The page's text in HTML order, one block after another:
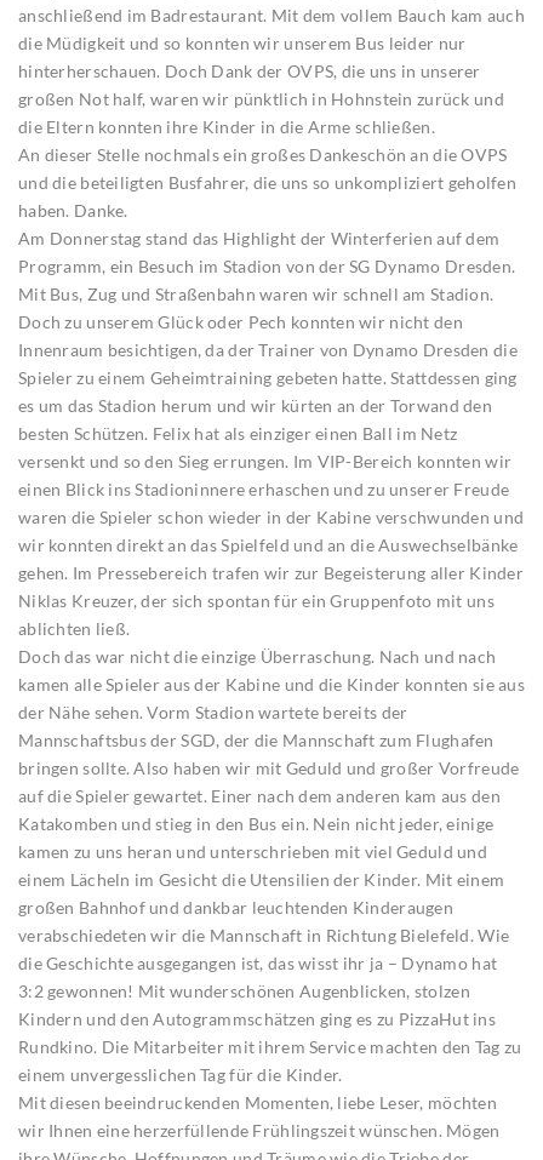
anschließend im Badrestaurant. Mit dem vollem Bauch kam auch
die Müdigkeit und so konnten wir unserem Bus leider nur
hinterherschauen. Doch Dank der OVPS, die uns in unserer
großen Not half, waren wir pünktlich in Hohnstein zurück und
die Eltern konnten ihre Kinder in die Arme schließen.
An dieser Stelle nochmals ein großes Dankeschön an die OVPS
und die beteiligten Busfahrer, die uns so unkompliziert geholfen
haben. Danke.
Am Donnerstag stand das Highlight der Winterferien auf dem
Programm, ein Besuch im Stadion von der SG Dynamo Dresden.
Mit Bus, Zug und Straßenbahn waren wir schnell am Stadion.
Doch zu unserem Glück oder Pech konnten wir nicht den
Innenraum besichtigen, da der Trainer von Dynamo Dresden die
Spieler zu einem Geheimtraining gebeten hatte. Stattdessen ging
es um das Stadion herum und wir kürten an der Torwand den
besten Schützen. Felix hat als einziger einen Ball im Netz
versenkt und so den Sieg errungen. Im VIP-Bereich konnten wir
einen Blick ins Stadioninnere erhaschen und zu unserer Freude
waren die Spieler schon wieder in der Kabine verschwunden und
wir konnten direkt an das Spielfeld und an die Auswechselbänke
gehen. Im Pressebereich trafen wir zur Begeisterung aller Kinder
Niklas Kreuzer, der sich spontan für ein Gruppenfoto mit uns
ablichten ließ.
Doch das war nicht die einzige Überraschung. Nach und nach
kamen alle Spieler aus der Kabine und die Kinder konnten sie aus
der Nähe sehen. Vorm Stadion wartete bereits der
Mannschaftsbus der SGD, der die Mannschaft zum Flughafen
bringen sollte. Also haben wir mit Geduld und großer Vorfreude
auf die Spieler gewartet. Einer nach dem anderen kam aus den
Katakomben und stieg in den Bus ein. Nein nicht jeder, einige
kamen zu uns heran und unterschrieben mit viel Geduld und
einem Lächeln im Gesicht die Utensilien der Kinder. Mit einem
großen Bahnhof und dankbar leuchtenden Kinderaugen
verabschiedeten wir die Mannschaft in Richtung Bielefeld. Wie
die Geschichte ausgegangen ist, das wisst ihr ja – Dynamo hat
3:2 gewonnen! Mit wunderschönen Augenblicken, stolzen
Kindern und den Autogrammschätzen ging es zu PizzaHut ins
Rundkino. Die Mitarbeiter mit ihrem Service machten den Tag zu
einem unvergesslichen Tag für die Kinder.
Mit diesen beeindruckenden Momenten, liebe Leser, möchten
wir Ihnen eine herzerfüllende Frühlingszeit wünschen. Mögen